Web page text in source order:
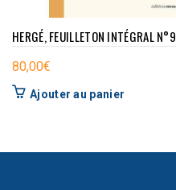
HERGÉ, FEUILLETON INTÉGRAL N°9
80,00€
Ajouter au panier